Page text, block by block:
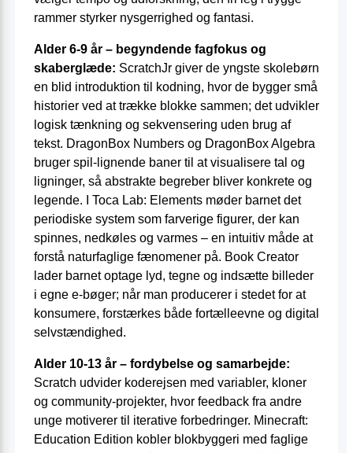
rammer styrker nysgerrighed og fantasi.
Alder 6-9 år – begyndende fagfokus og
skaberglæde: ScratchJr giver de yngste skolebørn
en blid introduktion til kodning, hvor de bygger små
historier ved at trække blokke sammen; det udvikler
logisk tænkning og sekvensering uden brug af
tekst. DragonBox Numbers og DragonBox Algebra
bruger spil­-lignende baner til at visualisere tal og
ligninger, så abstrakte begreber bliver konkrete og
legende. I Toca Lab: Elements møder barnet det
periodiske system som farverige figurer, der kan
spinnes, nedkøles og varmes – en intuitiv måde at
forstå naturfaglige fænomener på. Book Creator
lader barnet optage lyd, tegne og indsætte billeder
i egne e-bøger; når man producerer i stedet for at
konsumere, forstærkes både fortælleevne og digital
selvstændighed.
Alder 10-13 år – fordybelse og samarbejde:
Scratch udvider koderejsen med variabler, kloner
og community-projekter, hvor feedback fra andre
unge motiverer til iterative forbedringer. Minecraft:
Education Edition kobler blokbyggeri med faglige